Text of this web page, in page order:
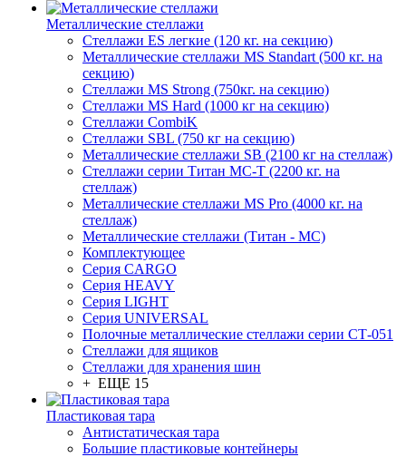
Металлические стеллажи
Стеллажи ES легкие (120 кг. на секцию)
Металлические стеллажи MS Standart (500 кг. на
секцию)
Стеллажи MS Strong (750кг. на секцию)
Стеллажи MS Hard (1000 кг на секцию)
Стеллажи CombiK
Стеллажи SBL (750 кг на секцию)
Металлические стеллажи SB (2100 кг на стеллаж)
Стеллажи серии Титан МС-Т (2200 кг. на
стеллаж)
Металлические стеллажи MS Pro (4000 кг. на
стеллаж)
Металлические стеллажи (Титан - МС)
Комплектующее
Серия CARGO
Серия HEAVY
Серия LIGHT
Серия UNIVERSAL
Полочные металлические стеллажи серии СТ-051
Стеллажи для ящиков
Стеллажи для хранения шин
+ ЕЩЕ 15
Пластиковая тара
Антистатическая тара
Большие пластиковые контейнеры